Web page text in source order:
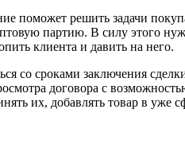
поможет решить задачи
партию. В силу этого
клиента и давить на него.
со сроками заключения
договора с
их, добавлять товар в уже